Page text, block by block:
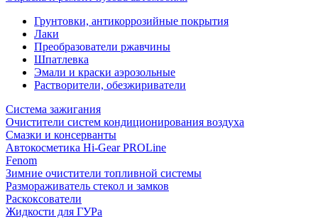
Грунтовки, антикоррозийные покрытия
Лаки
Преобразователи ржавчины
Шпатлевка
Эмали и краски аэрозольные
Растворители, обезжириватели
Система зажигания
Очистители систем кондиционирования воздуха
Смазки и консерванты
Автокосметика Hi-Gear PROLine
Fenom
Зимние очистители топливной системы
Размораживатель стекол и замков
Раскоксователи
Жидкости для ГУРа